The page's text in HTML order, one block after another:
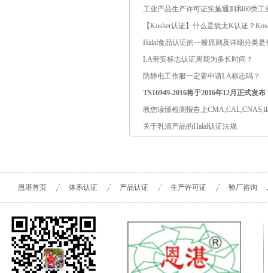
工业产品生产许可证实施通则和60类工
【Kosher认证】什么是犹太K认证？
Halal食品认证的一般原则及详细分类是
LA劳安标志认证周期为多长时间？
防静电工作服一定要申请LA标志吗？
TS16949-2016将于2016年12月正式发布
教您读懂检测报告上
关于乳清产品的Halal认证法规
恩湛首页 体系认证 产品认证 生产许可证 验厂咨询